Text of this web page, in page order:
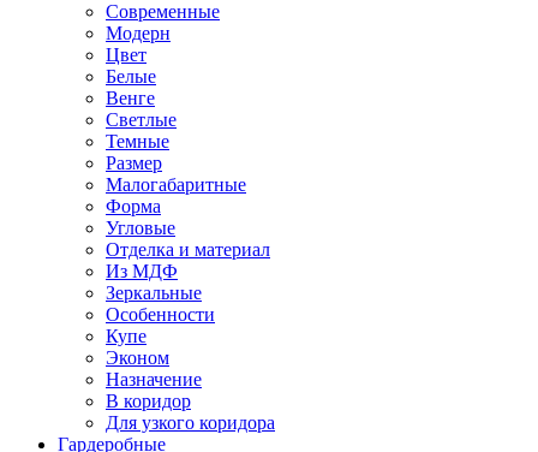
Современные
Модерн
Цвет
Белые
Венге
Светлые
Темные
Размер
Малогабаритные
Форма
Угловые
Отделка и материал
Из МДФ
Зеркальные
Особенности
Купе
Эконом
Назначение
В коридор
Для узкого коридора
Гардеробные